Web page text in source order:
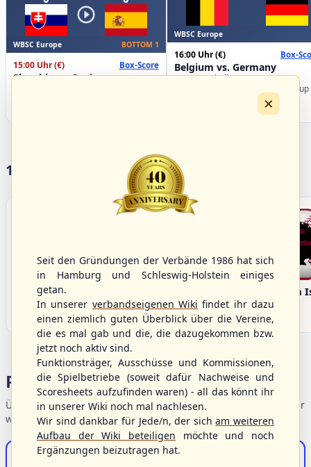
WBSC Europe BOTTOM 1
15:00 Uhr(€) Box-Score
Slovakia vs. Spain
WBSC Europe
16:00 Uhr(€) Box-
Belgium vs. Germany
U-23 Baseball European
Championship B Pool 2026 - Group
17 Vereine im S/HBV
Bargenstedt
Beavers
Fehmarn
Portalbereiche
Übersicht der Verbandsbereiche – wählen Sie einen Einstieg für
weiterführende Informationen.
S/HBV-Shop
×
Seit den Gründungen der Verbände 1986 hat sich
in Hamburg und Schleswig-Holstein einiges
getan.
In unserer verbandseigenen Wiki findet ihr dazu
einen ziemlich guten Überblick über die Vereine,
die es mal gab und die, die dazugekommen bzw.
jetzt noch aktiv sind.
Funktionsträger, Ausschüsse und Kommissionen,
die Spielbetriebe (soweit dafür Nachweise und
Scoresheets aufzufinden waren) - all das könnt ihr
in unserer Wiki noch mal nachlesen.
Wir sind dankbar für Jede/n, der sicham weiteren
Aufbau der Wiki beteiligen möchte und noch
Ergänzungen beizutragen hat.